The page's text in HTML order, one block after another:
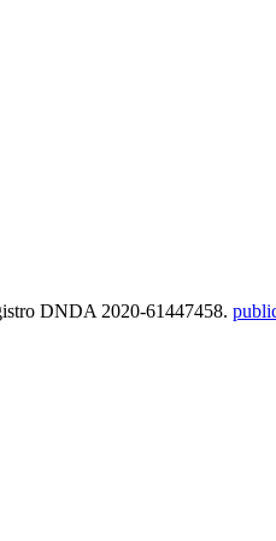
DNDA 2020-61447458.